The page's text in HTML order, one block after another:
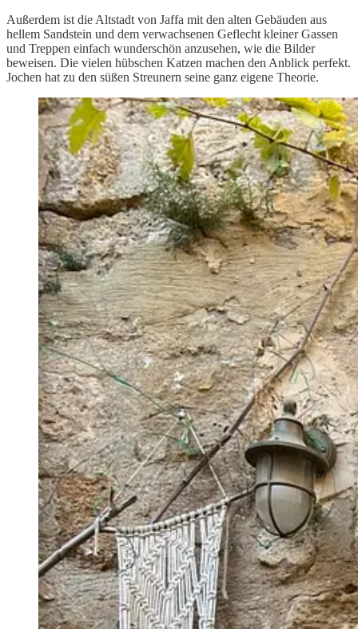
Außerdem ist die Altstadt von Jaffa mit den alten Gebäuden aus
hellem Sandstein und dem verwachsenen Geflecht kleiner Gassen
und Treppen einfach wunderschön anzusehen, wie die Bilder
beweisen. Die vielen hübschen Katzen machen den Anblick perfekt.
Jochen hat zu den süßen Streunern seine ganz eigene Theorie.